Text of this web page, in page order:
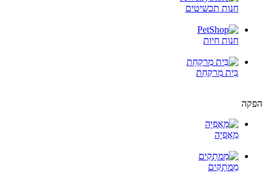
חנות תכשיטים
חנות חיות
בֵּית מִרקַחַת
הפקה
מַאֲפִיָה
מַמתָקִים